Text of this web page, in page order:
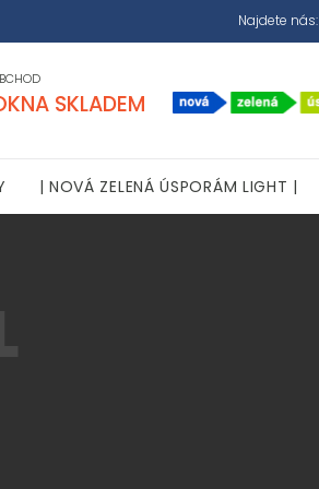
Najdete nás:
SKLADEM
| NOVÁ ZELENÁ ÚSPORÁM LIGHT |